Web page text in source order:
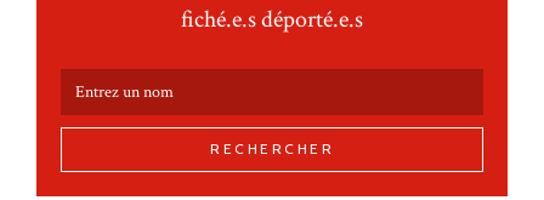
fiché.e.s déporté.e.s
RECHERCHER